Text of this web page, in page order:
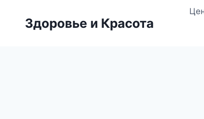
содержимому
Здоровье и Красота